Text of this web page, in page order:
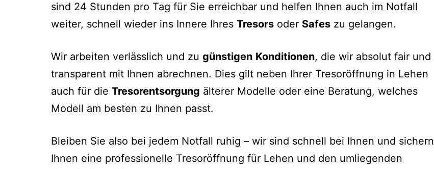
sind 24 Stunden pro Tag für Sie erreichbar und helfen Ihnen auch im Notfall
weiter, schnell wieder ins Innere Ihres Tresors oder Safes zu gelangen.
Wir arbeiten verlässlich und zu günstigen Konditionen, die wir absolut fair und
transparent mit Ihnen abrechnen. Dies gilt neben Ihrer Tresoröffnung in Lehen
auch für die Tresorentsorgung älterer Modelle oder eine Beratung, welches
Modell am besten zu Ihnen passt.
Bleiben Sie also bei jedem Notfall ruhig – wir sind schnell bei Ihnen und sichern
Ihnen eine professionelle Tresoröffnung für Lehen und den umliegenden